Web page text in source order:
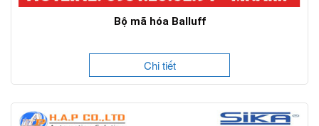
Bộ mã hóa Balluff
Chi tiết